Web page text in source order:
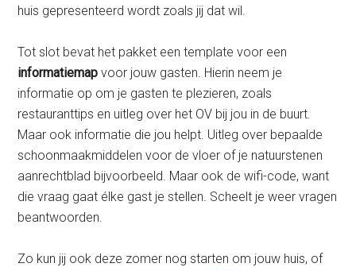
huis gepresenteerd wordt zoals jij dat wil.
Tot slot bevat het pakket een template voor een
informatiemapvoor jouw gasten. Hierin neem je
informatie op om je gasten te plezieren, zoals
restauranttips en uitleg over het OV bij jou in de buurt.
Maar ook informatie die jou helpt. Uitleg over bepaalde
schoonmaakmiddelen voor de vloer of je natuurstenen
aanrechtblad bijvoorbeeld. Maar ook de wifi-code, want
die vraag gaat élke gast je stellen. Scheelt je weer vragen
beantwoorden.
Zo kun jij ook deze zomer nog starten om jouw huis, of